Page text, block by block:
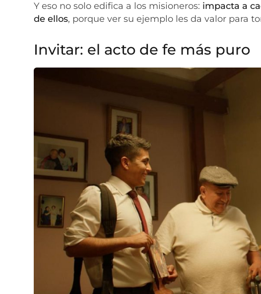
Y eso no solo edifica a los misioneros: impacta a
de ellos, porque ver su ejemplo les da valor para
Invitar: el acto de fe más puro